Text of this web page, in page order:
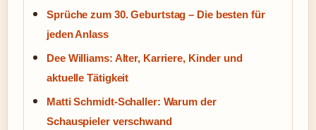
Sprüche zum 30. Geburtstag – Die besten für
jeden Anlass
Dee Williams: Alter, Karriere, Kinder und
aktuelle Tätigkeit
Matti Schmidt-Schaller: Warum der
Schauspieler verschwand